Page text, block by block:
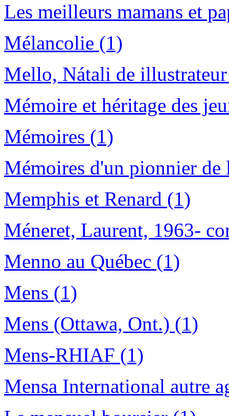
Les meilleurs mamans et
Mélancolie (1)
Mello, Nátali de
Mémoire et héritage des
Mémoires (1)
Mémoires d'un pionnier
Memphis et Renard (1)
Méneret, Laurent, 1963-
Menno au Québec (1)
Mens (1)
Mens (Ottawa, Ont.) (1)
Mens-RHIAF (1)
Mensa International autre